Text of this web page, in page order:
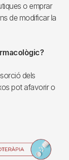
o emprar
de modificar la
dels
pot afavorir o